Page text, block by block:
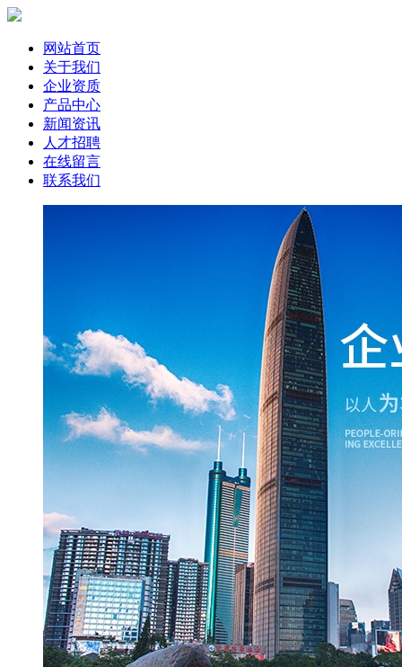
网站首页
关于我们
企业资质
产品中心
新闻资讯
人才招聘
在线留言
联系我们